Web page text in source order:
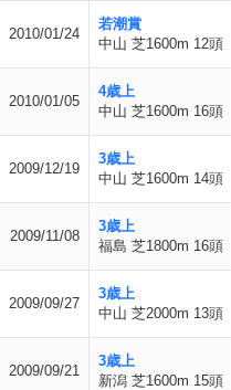
2010/01/24
若潮賞
中山 芝1600m 12頭
2010/01/05
4歳上
中山 芝1600m 16頭
2009/12/19
3歳上
中山 芝1600m 14頭
2009/11/08
3歳上
福島 芝1800m 16頭
2009/09/27
3歳上
中山 芝2000m 13頭
2009/09/21
3歳上
新潟 芝1600m 15頭